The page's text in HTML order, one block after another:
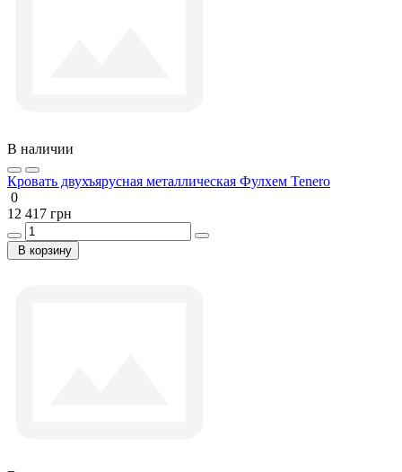
В наличии
Кровать двухъярусная металлическая Фулхем Tenero
0
12 417 грн
В корзину